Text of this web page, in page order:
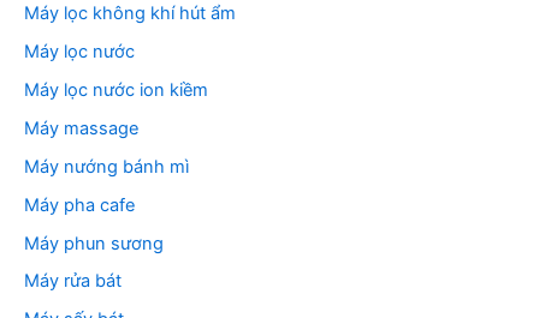
Máy lọc không khí hút ẩm
Máy lọc nước
Máy lọc nước ion kiềm
Máy massage
Máy nướng bánh mì
Máy pha cafe
Máy phun sương
Máy rửa bát